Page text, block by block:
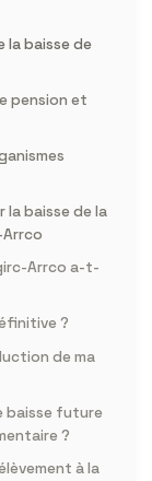
la baisse de
pension et
la baisse de la
Arrco a-t-
?
de ma
baisse future
?
à la